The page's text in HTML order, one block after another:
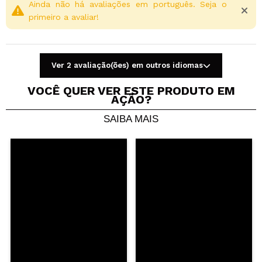
Compartilhar um vídeo ou uma foto
Seu vídeo pode ser o primeiro. Imagine isso...
Ainda não há avaliações em português. Seja o
primeiro a avaliar!
Ver 2 avaliação(ões) em outros idiomas
VOCÊ QUER VER ESTE PRODUTO EM
AÇÃO?
SAIBA MAIS